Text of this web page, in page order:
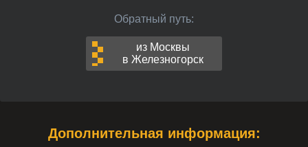
Обратный путь:
из Москвы
в Железногорск
Дополнительная информация: